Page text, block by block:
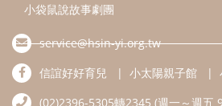
小袋鼠說故事劇團
service@hsin-yi.org.tw
信誼好好育兒
小太陽親子館
(02)2396-5305轉2345 (週一～週五